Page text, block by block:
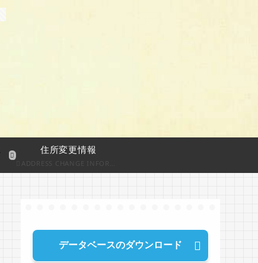
住所変更情報
ADDRESS CHANGE INFORMATION
データベースのダウンロード